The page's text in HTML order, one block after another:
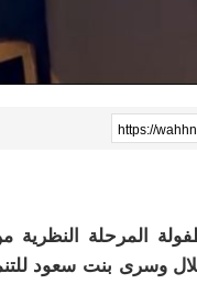
https://
المرحلة النظرية
وسرى بنت سعود